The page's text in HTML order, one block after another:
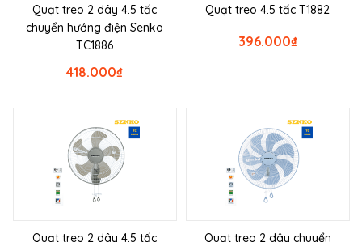
Quạt treo 2 dây 4.5 tấc
chuyển hướng điện Senko
TC1886
₫
418.000
Quạt treo 4.5 tấc T1882
₫
396.000
Quạt treo 2 dây 4.5 tấc
Quạt treo 2 dây chuyển